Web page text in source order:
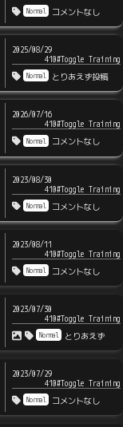
Normal コメントなし
2025/08/29
410#Toggle Training
Normal とりあえず投稿
2026/07/16
410#Toggle Training
Normal コメントなし
2023/08/30
410#Toggle Training
Normal コメントなし
2023/08/11
410#Toggle Training
Normal コメントなし
2023/07/30
410#Toggle Training
Normal とりあえず
2023/07/29
410#Toggle Training
Normal コメントなし